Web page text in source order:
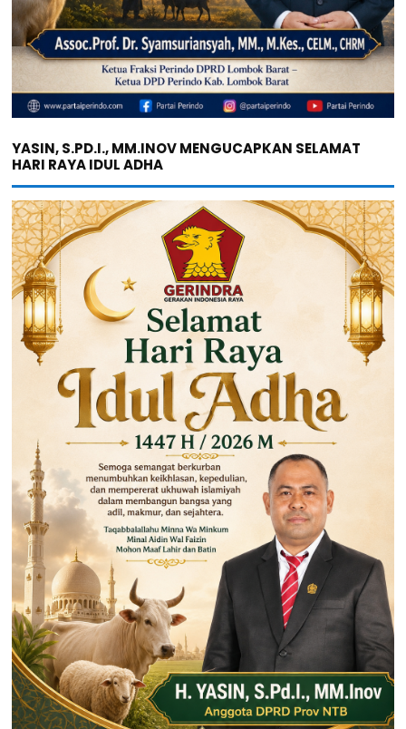
YASIN, S.PD.I., MM.INOV MENGUCAPKAN SELAMAT
HARI RAYA IDUL ADHA